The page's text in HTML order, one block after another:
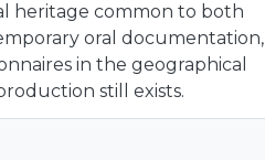
heritage common to both
oral documentation,
in the geographical
still exists.